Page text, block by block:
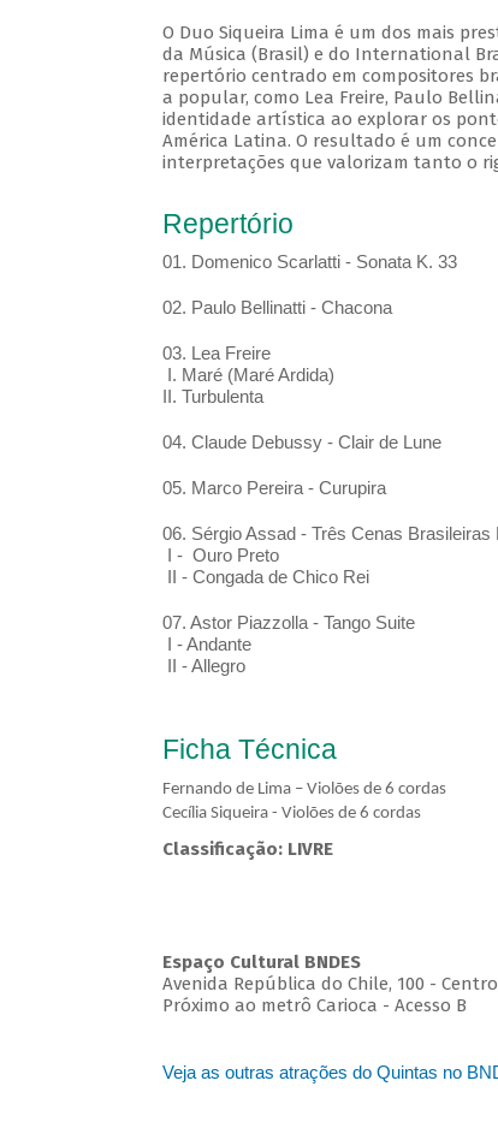
O Duo Siqueira Lima é um dos mais
da Música (Brasil) e do International
repertório centrado em compositores
a popular, como Lea Freire, Paulo
identidade artística ao explorar os
América Latina. O resultado é um
interpretações que valorizam tanto o
Repertório
01. Domenico Scarlatti - Sonata K. 33
02. Paulo Bellinatti - Chacona
03. Lea Freire
I. Maré (Maré Ardida)
II. Turbulenta
04. Claude Debussy - Clair de Lune
05. Marco Pereira - Curupira
06. Sérgio Assad - Três Cenas Brasileiras
I - Ouro Preto
II - Congada de Chico Rei
07. Astor Piazzolla - Tango Suite
I - Andante
II - Allegro
Ficha Técnica
Fernando de Lima – Violões de 6 cordas
Cecília Siqueira - Violões de 6 cordas
Classificação: LIVRE
Espaço Cultural BNDES
Avenida República do Chile, 100 - Centro
Próximo ao metrô Carioca - Acesso B
Veja as outras atrações do Quintas no